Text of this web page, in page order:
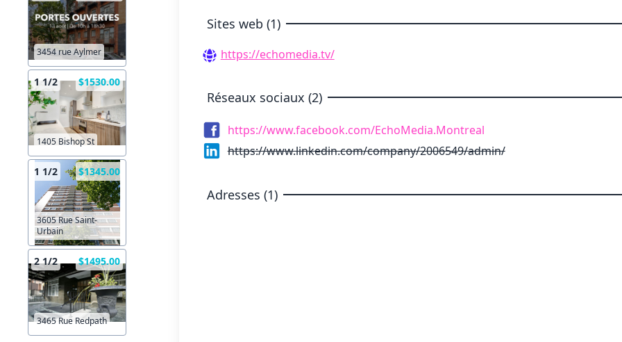
3454 rue Aylmer
1 1/2 $1530.00
1405 Bishop St
1 1/2 $1345.00
3605 Rue Saint-
Urbain
2 1/2 $1495.00
3465 Rue Redpath
Sites web (1)
https://echomedia.tv/
Réseaux sociaux (2)
https://www.facebook.com/EchoMedia.Montreal
https://www.linkedin.com/company/2006549/admin/
Adresses (1)